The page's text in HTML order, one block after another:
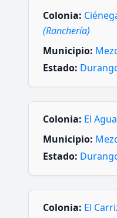
Colonia:
(Ranchería)
Municipio:
Estado:
Colonia: El
Municipio:
Estado:
Colonia: El